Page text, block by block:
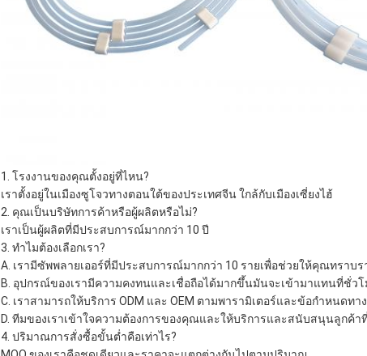
1. โรงงานของคุณตั้งอยู่ที่ไหน?
เราตั้งอยู่ในเมืองซูโจวทางตอนใต้ของประเทศจีน ใกล้กับเมืองเซี่ยงไฮ้
2. คุณเป็นบริษัทการค้าหรือผู้ผลิตหรือไม่?
เราเป็นผู้ผลิตที่มีประสบการณ์มากกว่า 10 ปี
3. ทำไมต้องเลือกเรา?
A. เรามีซัพพลายเออร์ที่มีประสบการณ์มากกว่า 10 รายเพื่อช่วยให้คุณทรา
B. อุปกรณ์ของเรามีความคงทนและเชื่อถือได้มากขึ้นมันจะเข้ามาแทนที่ชั่ว
C. เราสามารถให้บริการ ODM และ OEM ตามพารามิเตอร์และข้อกำหนดท
D. ทีมของเราเข้าใจความต้องการของคุณและให้บริการและสนับสนุนลูกค้า
4. ปริมาณการสั่งซื้อขั้นต่ำคือเท่าไร?